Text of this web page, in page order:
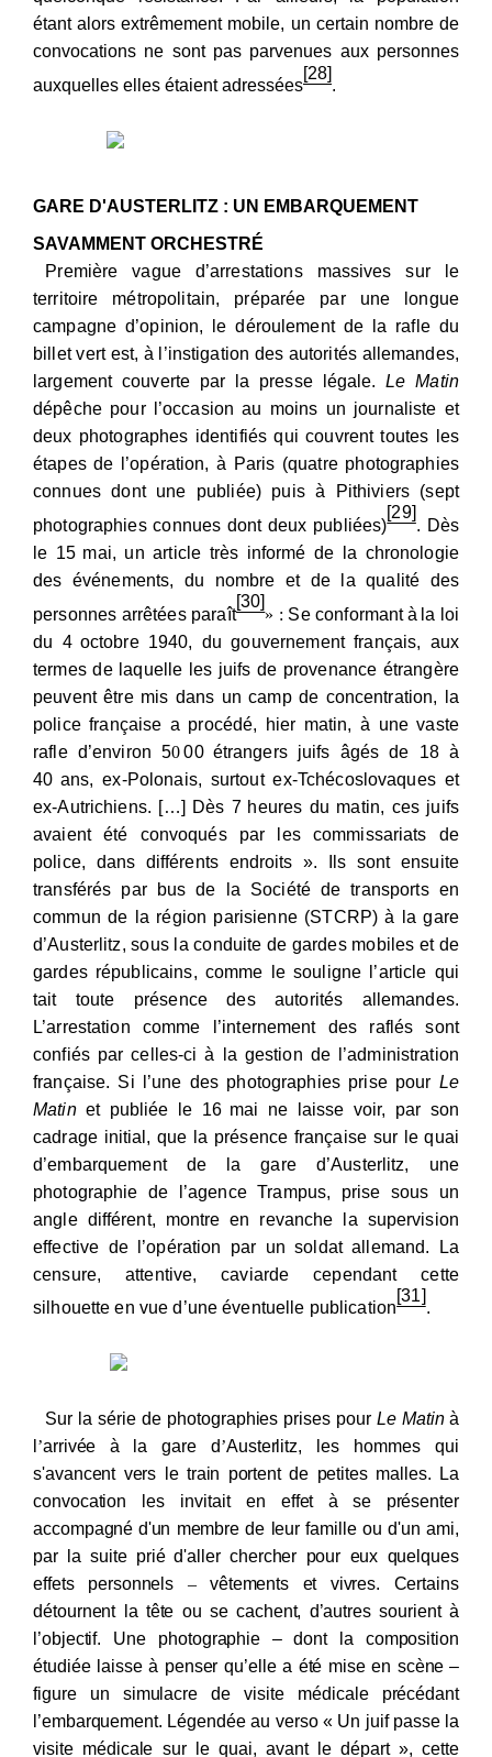
étant alors extrêmement mobile, un certain nombre de
convocations ne sont pas parvenues aux personnes
auxquelles elles étaient adressées
[28]
.
GARE D'AUSTERLITZ : UN EMBARQUEMENT
SAVAMMENT ORCHESTRÉ
Première vague d’arrestations massives sur le
territoire métropolitain, préparée par une longue
campagne d’opinion, le déroulement de la rafle du
billet vert est, à l’instigation des autorités allemandes,
largement couverte par la presse légale.Le Matin
dépêche pour l’occasion au moins un journaliste et
deux photographes identifiés qui couvrent toutes les
étapes de l’opération, à Paris (quatre photographies
connues dont une publiée) puis à Pithiviers (sept
photographies connues dont deux publiées)
[29]
. Dès
le 15 mai, un article très informé de la chronologie
des événements, du nombre et de la qualité des
personnes arrêtées paraît
[30]
: « Se conformant à la loi
du 4 octobre 1940, du gouvernement français, aux
termes de laquelle les juifs de provenance étrangère
peuvent être mis dans un camp de concentration, la
police française a procédé, hier matin, à une vaste
rafle d’environ 5
000 étrangers juifs âgés de 18 à
40 ans, ex-Polonais, surtout ex-Tchécoslovaques et
ex-Autrichiens. […] Dès 7 heures du matin, ces juifs
avaient été convoqués par les commissariats de
police, dans différents endroits ». Ils sont ensuite
transférés par bus de la Société de transports en
commun de la région parisienne (STCRP) à la gare
d’Austerlitz, sous la conduite de gardes mobiles et de
gardes républicains, comme le souligne l’article qui
tait toute présence des autorités allemandes.
L’arrestation comme l’internement des raflés sont
confiés par celles-ci à la gestion de l’administration
française. Si l’une des photographies prise pour Le
Matinet publiée le 16 mai ne laisse voir, par son
cadrage initial, que la présence française sur le quai
d’embarquement de la gare d’Austerlitz, une
photographie de l’agence Trampus, prise sous un
angle différent, montre en revanche la supervision
effective de l’opération par un soldat allemand. La
censure, attentive, caviarde cependant cette
silhouette en vue d’une éventuelle publication
[31]
.
Sur la série de photographies prises pourLe Matin à
’arrivée à la gare d’Austerlitz, les hommes qui
s'avancent vers le train portent de petites malles. La
convocation les invitait en effet
à
se présenter
accompagné d'un membre de leur famille ou d'un ami,
par la suite prié d'aller chercher pour eux quelques
effets personnels – vêtements et vivres. Certains
détournent la tête ou se cachent, d’autres sourient à
l’objectif. Une photographie – dont la composition
étudiée laisse à penser qu’elle a été mise en scène –
figure un simulacre de visite médicale précédant
l’embarquement. Légendée au verso « Un juif passe la
visite médicale sur le quai, avant le départ », cette